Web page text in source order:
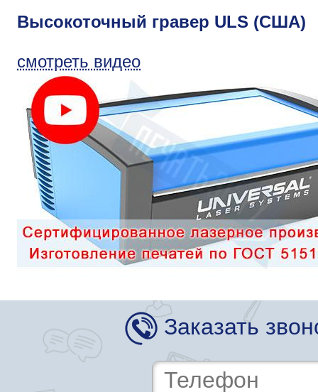
Высокоточный гравер ULS (США)
смотреть видео
Заказать